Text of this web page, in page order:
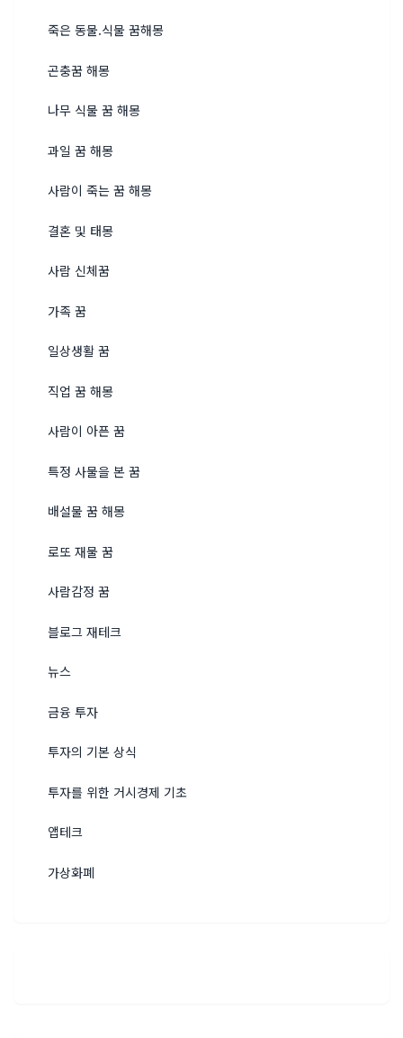
죽은 동물.식물 꿈해몽
곤충꿈 해몽
나무 식물 꿈 해몽
과일 꿈 해몽
사람이 죽는 꿈 해몽
결혼 및 태몽
사람 신체꿈
가족 꿈
일상생활 꿈
직업 꿈 해몽
사람이 아픈 꿈
특정 사물을 본 꿈
배설물 꿈 해몽
로또 재물 꿈
사람감정 꿈
블로그 재테크
뉴스
금융 투자
투자의 기본 상식
투자를 위한 거시경제 기초
앱테크
가상화폐